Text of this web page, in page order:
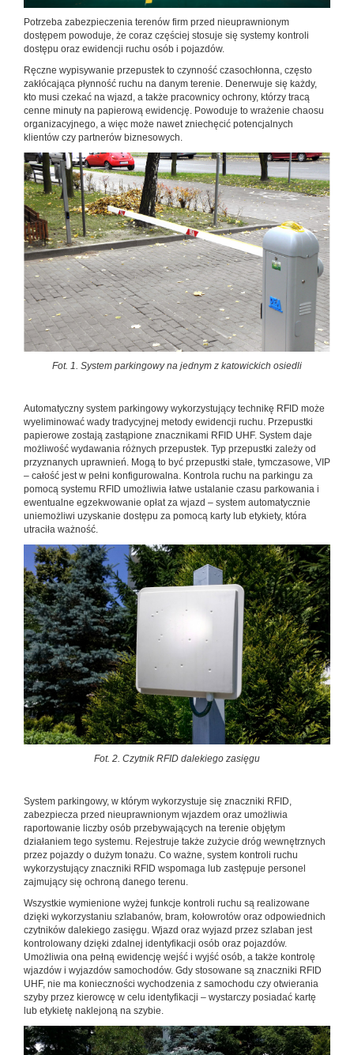
Potrzeba zabezpieczenia terenów firm przed nieuprawnionym
dostępem powoduje, że coraz częściej stosuje się systemy kontroli
dostępu oraz ewidencji ruchu osób i pojazdów.
Ręczne wypisywanie przepustek to czynność czasochłonna, często
zakłócająca płynność ruchu na danym terenie. Denerwuje się każdy,
kto musi czekać na wjazd, a także pracownicy ochrony, którzy tracą
cenne minuty na papierową ewidencję. Powoduje to wrażenie chaosu
organizacyjnego, a więc może nawet zniechęcić potencjalnych
klientów czy partnerów biznesowych.
Fot. 1. System parkingowy na jednym z katowickich osiedli
Automatyczny system parkingowy wykorzystujący technikę RFID może
wyeliminować wady tradycyjnej metody ewidencji ruchu. Przepustki
papierowe zostają zastąpione znacznikami RFID UHF. System daje
możliwość wydawania różnych przepustek. Typ przepustki zależy od
przyznanych uprawnień. Mogą to być przepustki stałe, tymczasowe, VIP
– całość jest w pełni konfigurowalna. Kontrola ruchu na parkingu za
pomocą systemu RFID umożliwia łatwe ustalanie czasu parkowania i
ewentualne egzekwowanie opłat za wjazd – system automatycznie
uniemożliwi uzyskanie dostępu za pomocą karty lub etykiety, która
utraciła ważność.
Fot. 2. Czytnik RFID dalekiego zasięgu
System parkingowy, w którym wykorzystuje się znaczniki RFID,
zabezpiecza przed nieuprawnionym wjazdem oraz umożliwia
raportowanie liczby osób przebywających na terenie objętym
działaniem tego systemu. Rejestruje także zużycie dróg wewnętrznych
przez pojazdy o dużym tonażu. Co ważne, system kontroli ruchu
wykorzystujący znaczniki RFID wspomaga lub zastępuje personel
zajmujący się ochroną danego terenu.
Wszystkie wymienione wyżej funkcje kontroli ruchu są realizowane
dzięki wykorzystaniu szlabanów, bram, kołowrotów oraz odpowiednich
czytników dalekiego zasięgu. Wjazd oraz wyjazd przez szlaban jest
kontrolowany dzięki zdalnej identyfikacji osób oraz pojazdów.
Umożliwia ona pełną ewidencję wejść i wyjść osób, a także kontrolę
wjazdów i wyjazdów samochodów. Gdy stosowane są znaczniki RFID
UHF, nie ma konieczności wychodzenia z samochodu czy otwierania
szyby przez kierowcę w celu identyfikacji – wystarczy posiadać kartę
lub etykietę naklejoną na szybie.